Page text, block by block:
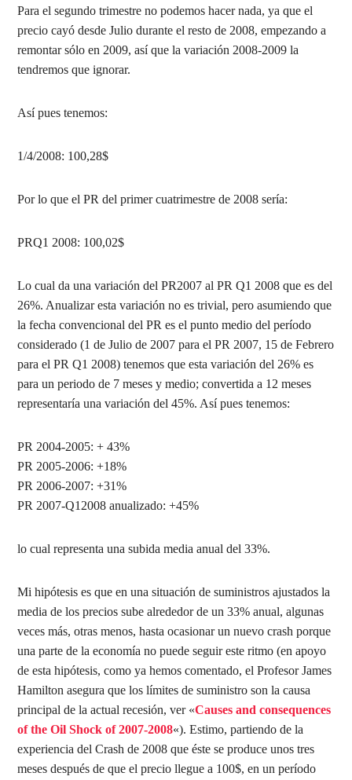
Para el segundo trimestre no podemos hacer nada, ya que el
precio cayó desde Julio durante el resto de 2008, empezando a
remontar sólo en 2009, así que la variación 2008-2009 la
tendremos que ignorar.
Así pues tenemos:
1/4/2008: 100,28$
Por lo que el PR del primer cuatrimestre de 2008 sería:
PRQ1 2008: 100,02$
Lo cual da una variación del PR2007 al PR Q1 2008 que es del
26%. Anualizar esta variación no es trivial, pero asumiendo que
la fecha convencional del PR es el punto medio del período
considerado (1 de Julio de 2007 para el PR 2007, 15 de Febrero
para el PR Q1 2008) tenemos que esta variación del 26% es
para un periodo de 7 meses y medio; convertida a 12 meses
representaría una variación del 45%. Así pues tenemos:
PR 2004-2005: + 43%
PR 2005-2006: +18%
PR 2006-2007: +31%
PR 2007-Q12008 anualizado: +45%
lo cual representa una subida media anual del 33%.
Mi hipótesis es que en una situación de suministros ajustados la
media de los precios sube alrededor de un 33% anual, algunas
veces más, otras menos, hasta ocasionar un nuevo crash porque
una parte de la economía no puede seguir este ritmo (en apoyo
de esta hipótesis, como ya hemos comentado, el Profesor James
Hamilton asegura que los límites de suministro son la causa
principal de la actual recesión, ver «Causes and consequences
of the Oil Shock of 2007-2008«). Estimo, partiendo de la
experiencia del Crash de 2008 que éste se produce unos tres
meses después de que el precio llegue a 100$, en un período